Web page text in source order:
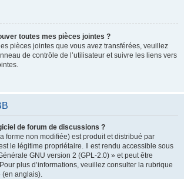
toutes mes pièces jointes ?
pièces jointes que vous avez transférées, veuillez
de contrôle de l’utilisateur et suivre les liens vers
de forum de discussions ?
forme non modifiée) est produit et distribué par
le légitime propriétaire. Il est rendu accessible sous
GNU version 2 (GPL-2.0) » et peut être
plus d’informations, veuillez consulter la rubrique
(en anglais).